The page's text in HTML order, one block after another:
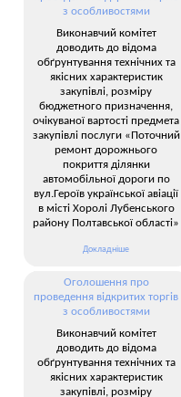
з особливостями
Виконавчий комітет
доводить до відома
обґрунтування технічних та
якісних характеристик
закупівлі, розміру
бюджетного призначення,
очікуваної вартості предмета
закупівлі послуги «Поточний
ремонт дорожнього
покриття ділянки
автомобільної дороги по
вул.Героїв української авіації
в місті Хоролі Лубенського
району Полтавської області»
Докладніше
Оголошення про
проведення відкритих торгів
з особливостями
Виконавчий комітет
доводить до відома
обґрунтування технічних та
якісних характеристик
закупівлі, розміру